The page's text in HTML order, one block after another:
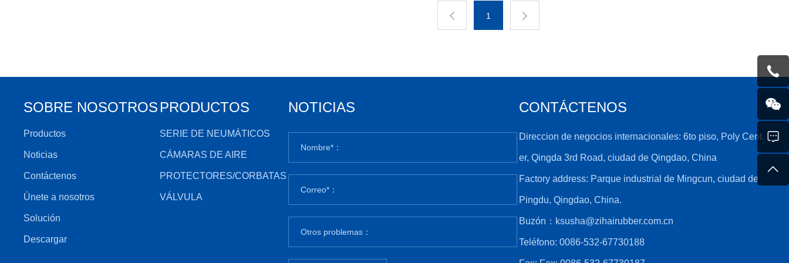
1
SOBRE NOSOTROS
Productos
Noticias
Contáctenos
Únete a nosotros
Solución
Descargar
PRODUCTOS
SERIE DE NEUMÁTICOS
CÁMARAS DE AIRE
PROTECTORES/CORBATAS
VÁLVULA
NOTICIAS CONTÁCTENOS
Direccion de negocios internacionales: 6to piso, Poly Cent
er, Qingda 3rd Road, ciudad de Qingdao, China
Factory address: Parque industrial de Mingcun, ciudad de
Pingdu, Qingdao, China.
Buzón： ksusha@zihairubber.com.cn
Teléfono: 0086-532-67730188